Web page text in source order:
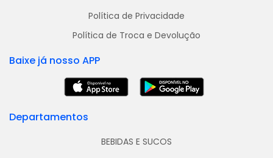
Política de Privacidade
Política de Troca e Devolução
Baixe já nosso APP
Departamentos
BEBIDAS E SUCOS